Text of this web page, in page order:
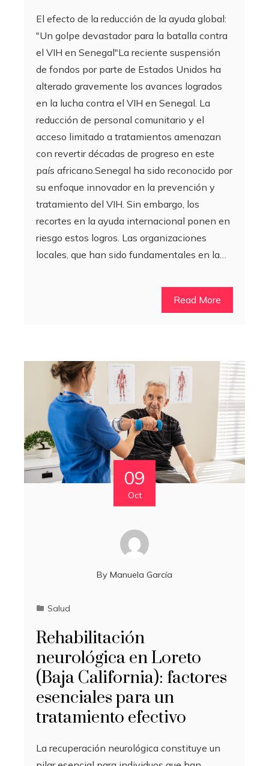
El efecto de la reducción de la ayuda global:
"Un golpe devastador para la batalla contra
el VIH en Senegal"La reciente suspensión
de fondos por parte de Estados Unidos ha
alterado gravemente los avances logrados
en la lucha contra el VIH en Senegal. La
reducción de personal comunitario y el
acceso limitado a tratamientos amenazan
con revertir décadas de progreso en este
país africano.Senegal ha sido reconocido por
su enfoque innovador en la prevención y
tratamiento del VIH. Sin embargo, los
recortes en la ayuda internacional ponen en
riesgo estos logros. Las organizaciones
locales, que han sido fundamentales en la…
Read More
09
Oct
By Manuela García
Salud
Rehabilitación
neurológica en Loreto
(Baja California): factores
esenciales para un
tratamiento efectivo
La recuperación neurológica constituye un